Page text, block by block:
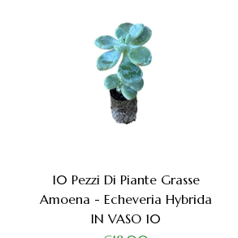
10 Pezzi Di Piante Grasse
Amoena - Echeveria Hybrida
IN VASO 10